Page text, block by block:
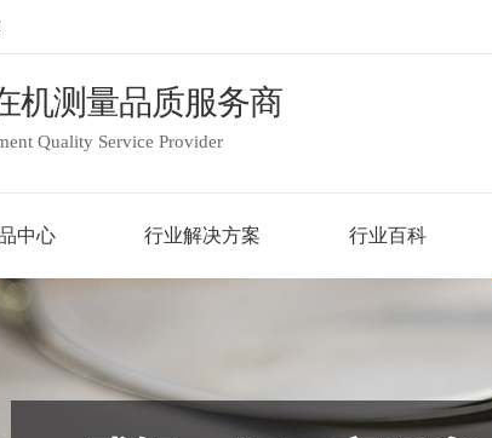
机测量品质服务商
Quality Service Provider
中心 行业解决方案 行业百科